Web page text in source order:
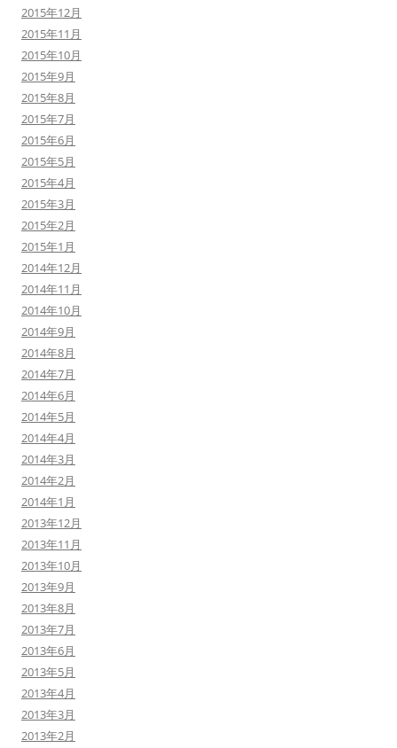
2015年12月
2015年11月
2015年10月
2015年9月
2015年8月
2015年7月
2015年6月
2015年5月
2015年4月
2015年3月
2015年2月
2015年1月
2014年12月
2014年11月
2014年10月
2014年9月
2014年8月
2014年7月
2014年6月
2014年5月
2014年4月
2014年3月
2014年2月
2014年1月
2013年12月
2013年11月
2013年10月
2013年9月
2013年8月
2013年7月
2013年6月
2013年5月
2013年4月
2013年3月
2013年2月